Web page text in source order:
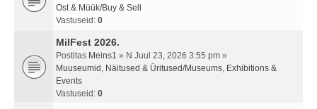
Ost & Müük/Buy & Sell
Vastuseid: 0
MilFest 2026.
Postitas Meins1 » N Juul 23, 2026 3:55 pm »
Muuseumid, Näitused & Üritused/Museums, Exhibitions &
Events
Vastuseid: 0